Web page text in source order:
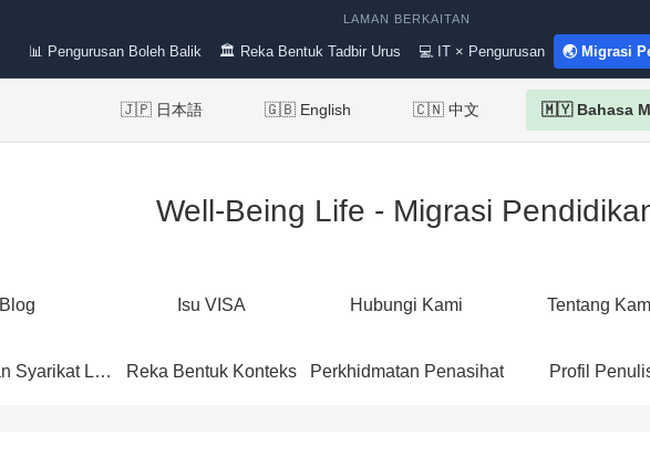
LAMAN BERKAITAN
📊 Pengurusan Boleh Balik 🏛 Reka Bentuk Tadbir Urus 💻 IT × Pengurusan 🌏 Migrasi
🇯🇵 日本語 🇬🇧 English 🇨🇳 中文 🇲🇾 Bahasa
Well-Being Life - Migrasi
Blog Isu VISA Hubungi Kami Tentang
Penubuhan Syarikat Labuan Reka Bentuk Konteks Perkhidmatan Penasihat Profil